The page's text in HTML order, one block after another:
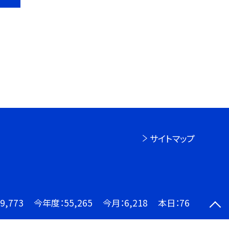
サイトマップ
今年度：55,265 今月：6,218 本日：76